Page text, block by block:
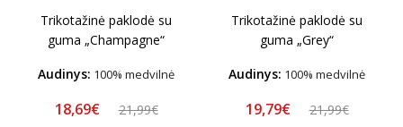
Trikotažinė paklodė su
guma „Champagne“
Audinys: 100% medvilnė
18,69€ 21,99€
Trikotažinė paklodė su
guma „Grey“
Audinys: 100% medvilnė
19,79€ 21,99€